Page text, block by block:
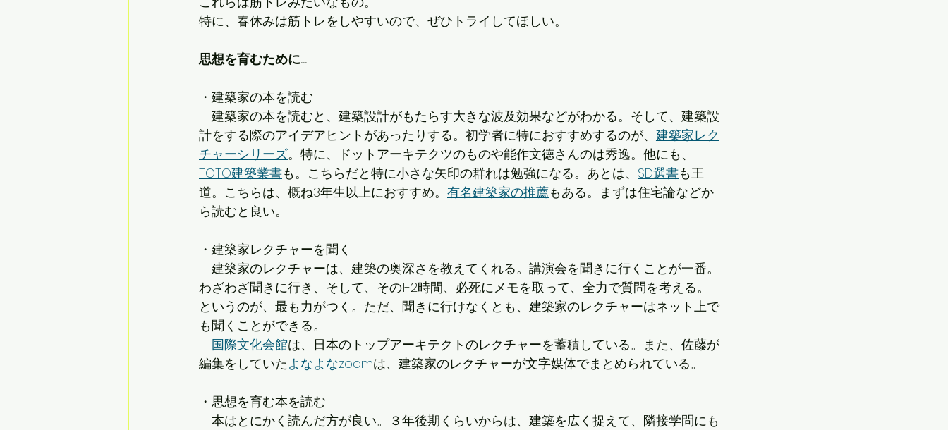
特に、春休みは筋トレをしやすいので、ぜひトライしてほしい。
思想を育むために...
・建築家の本を読む
建築家の本を読むと、建築設計がもたらす大きな波及効果などがわかる。そして、建築設
計をする際のアイデアヒントがあったりする。初学者に特におすすめするのが、 建築家レク
チャーシリーズ。特に、ドットアーキテクツのものや能作文徳さんのは秀逸。他にも、
TOTO建築業書も。こちらだと特に小さな矢印の群れは勉強になる。あとは、 SD選書も王
道。こちらは、概ね3年生以上におすすめ。 有名建築家の推薦もある。まずは住宅論などか
ら読むと良い。
・建築家レクチャーを聞く
建築家のレクチャーは、建築の奥深さを教えてくれる。講演会を聞きに行くことが一番。
わざわざ聞きに行き、そして、その1-2時間、必死にメモを取って、全力で質問を考える。
というのが、最も力がつく。ただ、聞きに行けなくとも、建築家のレクチャーはネット上で
も聞くことができる。
国際文化会館は、日本のトップアーキテクトのレクチャーを蓄積している。また、佐藤が
編集をしていたよなよなzoomは、建築家のレクチャーが文字媒体でまとめられている。
・思想を育む本を読む
本はとにかく読んだ方が良い。３年後期くらいからは、建築を広く捉えて、隣接学問にも